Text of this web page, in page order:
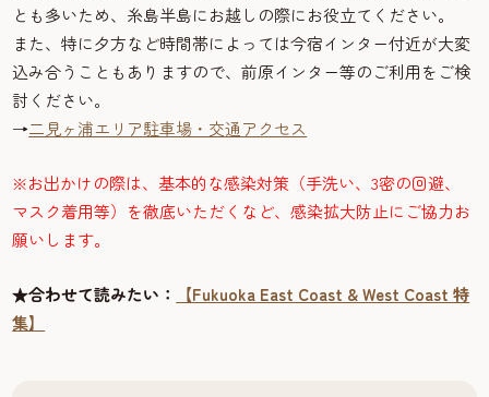
とも多いため、糸島半島にお越しの際にお役立てください。
また、特に夕方など時間帯によっては今宿インター付近が大変
込み合うこともありますので、前原インター等のご利用をご検
討ください。
→二見ヶ浦エリア駐車場・交通アクセス
※お出かけの際は、基本的な感染対策（手洗い、3密の回避、
マスク着用等）を徹底いただくなど、感染拡大防止にご協力お
願いします。
★合わせて読みたい：
【Fukuoka East Coast & West Coast 特
集】